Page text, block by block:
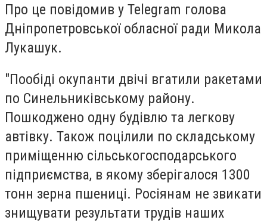
Про це повідомив у Telegram голова
Дніпропетровської обласної ради Микола
Лукашук.
"Пообіді окупанти двічі вгатили ракетами
по Синельниківському району.
Пошкоджено одну будівлю та легкову
автівку. Також поцілили по складському
приміщенню сільськогосподарського
підприємства, в якому зберігалося 1300
тонн зерна пшениці. Росіянам не звикати
знищувати результати трудів наших